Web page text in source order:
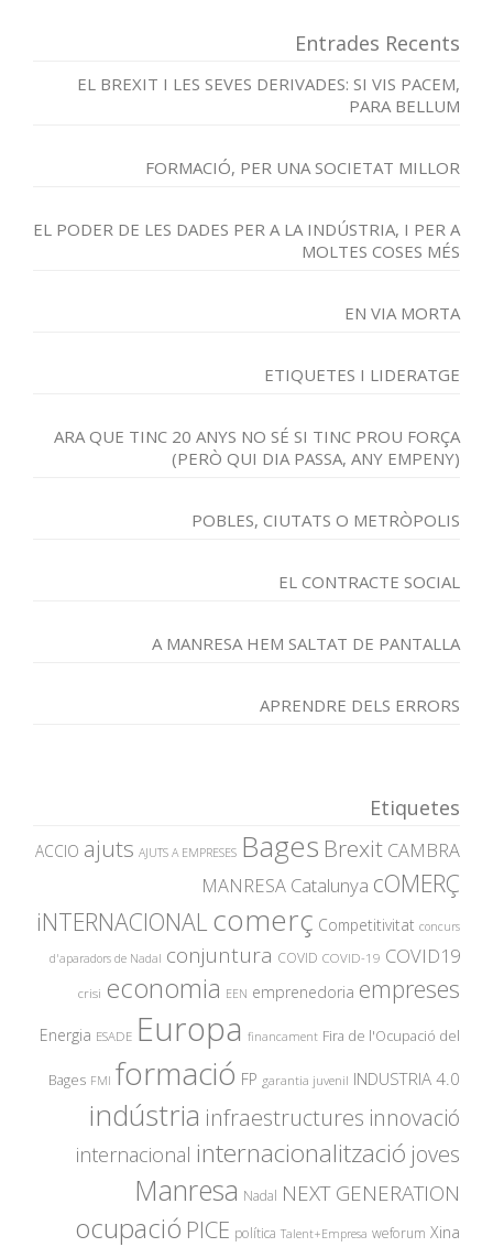
Entrades Recents
EL BREXIT I LES SEVES DERIVADES: SI VIS PACEM,
PARA BELLUM
FORMACIÓ, PER UNA SOCIETAT MILLOR
EL PODER DE LES DADES PER A LA INDÚSTRIA, I PER A
MOLTES COSES MÉS
EN VIA MORTA
ETIQUETES I LIDERATGE
ARA QUE TINC 20 ANYS NO SÉ SI TINC PROU FORÇA
(PERÒ QUI DIA PASSA, ANY EMPENY)
POBLES, CIUTATS O METRÒPOLIS
EL CONTRACTE SOCIAL
A MANRESA HEM SALTAT DE PANTALLA
APRENDRE DELS ERRORS
Etiquetes
ACCIO ajuts AJUTS A EMPRESES Bages Brexit CAMBRA
MANRESA Catalunya cOMERÇ
iNTERNACIONAL comerç Competitivitat concurs
d'aparadors de Nadal conjuntura COVID COVID-19 COVID19
crisi economia EEN emprenedoria empreses
Energia ESADE Europa financament Fira de l'Ocupació del
Bages FMI formació FP garantia juvenil INDUSTRIA 4.0
indústria infraestructures innovació
internacional internacionalització joves
Manresa Nadal NEXT GENERATION
ocupació PICE política Talent+Empresa weforum Xina